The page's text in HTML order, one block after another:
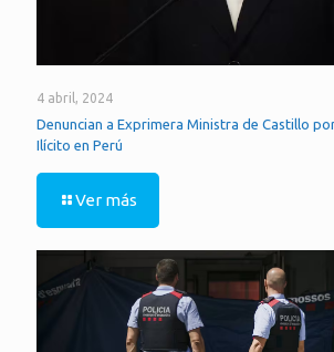
4 abril, 2024
Denuncian a Exprimera Ministra de Castillo
Ilícito en Perú
Ver más